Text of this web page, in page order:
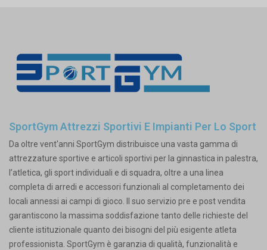
SportGym Attrezzi Sportivi E Impianti Per Lo Sport
Da oltre vent'anni SportGym distribuisce una vasta gamma di
attrezzature sportive e articoli sportivi per la ginnastica in palestra,
l’atletica, gli sport individuali e di squadra, oltre a una linea
completa di arredi e accessori funzionali al completamento dei
locali annessi ai campi di gioco. Il suo servizio pre e post vendita
garantiscono la massima soddisfazione tanto delle richieste del
cliente istituzionale quanto dei bisogni del più esigente atleta
professionista. SportGym è garanzia di qualità, funzionalità e